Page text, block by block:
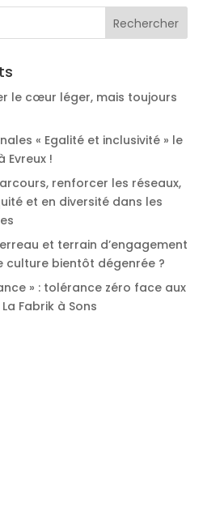
le cœur léger, mais toujours
« Egalité et inclusivité » le
Evreux !
renforcer les réseaux,
et en diversité dans les
et terrain d’engagement
culture bientôt dégenrée ?
» : tolérance zéro face aux
Fabrik à Sons